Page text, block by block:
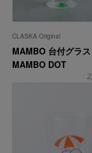
CLASKA Original
MAMBO 台付グラ
MAMBO DOT